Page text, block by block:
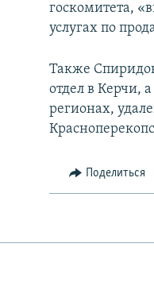
госкомитета,
услугах по
Также
отдел в Керчи,
регионах,
Поделиться